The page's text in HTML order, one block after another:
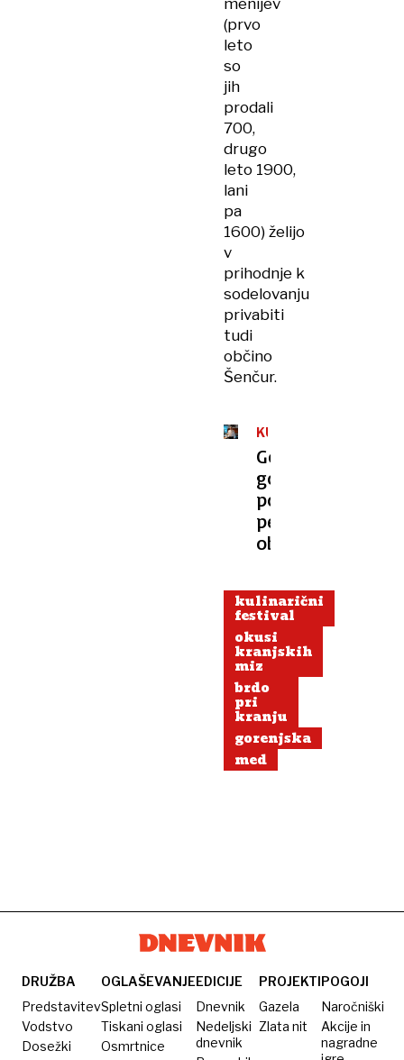
menijev
(prvo
leto
so
jih
prodali
700,
drugo
leto 1900,
lani
pa
1600) želijo
v
prihodnje k
sodelovanju
privabiti
tudi
občino
Šenčur.
KULINARIČNO
SODELOVANJE
Gorenjski
gostinci
povezali
pet
občin
kulinarični
festival
okusi
kranjskih
miz
brdo
pri
kranju
gorenjska
med
DRUŽBA
Predstavitev
Vodstvo
Dosežki
OGLAŠEVANJE
Spletni oglasi
Tiskani oglasi
Osmrtnice
EDICIJE
Dnevnik
Nedeljski
dnevnik
PROJEKTI
Gazela
Zlata nit
POGOJI
Naročniški
Akcije in
nagradne